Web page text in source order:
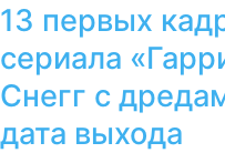
13 первых
сериала
Снегг с
дата выхода